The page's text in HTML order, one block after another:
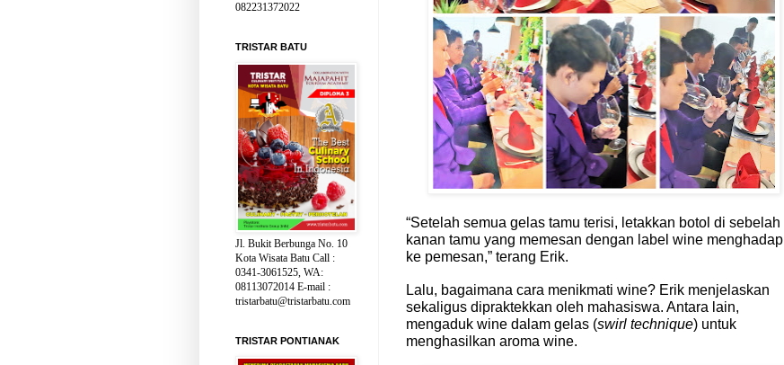
“Setelah semua gelas tamu terisi, letakkan botol di sebelah
kanan tamu yang memesan dengan label wine menghadap
ke pemesan,” terang Erik.
Lalu, bagaimana cara menikmati wine? Erik menjelaskan
sekaligus dipraktekkan oleh mahasiswa. Antara lain,
mengaduk wine dalam gelas (swirl technique) untuk
menghasilkan aroma wine.
082231372022
TRISTAR BATU
Jl. Bukit Berbunga No. 10
Kota Wisata Batu Call :
0341-3061525, WA:
08113072014 E-mail :
tristarbatu@tristarbatu.com
TRISTAR PONTIANAK